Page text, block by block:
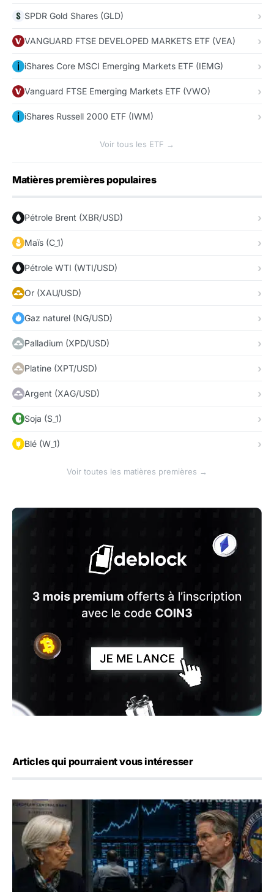
SPDR Gold Shares (GLD)
VANGUARD FTSE DEVELOPED MARKETS ETF (VEA)
iShares Core MSCI Emerging Markets ETF (IEMG)
Vanguard FTSE Emerging Markets ETF (VWO)
iShares Russell 2000 ETF (IWM)
Voir tous les ETF →
Matières premières populaires
Pétrole Brent (XBR/USD)
Maïs (C_1)
Pétrole WTI (WTI/USD)
Or (XAU/USD)
Gaz naturel (NG/USD)
Palladium (XPD/USD)
Platine (XPT/USD)
Argent (XAG/USD)
Soja (S_1)
Blé (W_1)
Voir toutes les matières premières →
Articles qui pourraient vous intéresser
Yen : Washington a vendu des euros sans prévenir la